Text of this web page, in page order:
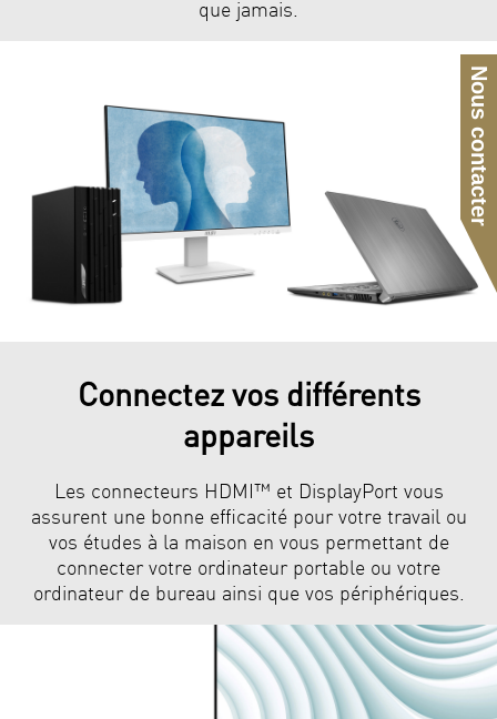
que jamais.
Connectez vos différents
appareils
Les connecteurs HDMI™ et DisplayPort vous
assurent une bonne efficacité pour votre travail ou
vos études à la maison en vous permettant de
connecter votre ordinateur portable ou votre
ordinateur de bureau ainsi que vos périphériques.
Nous contacter